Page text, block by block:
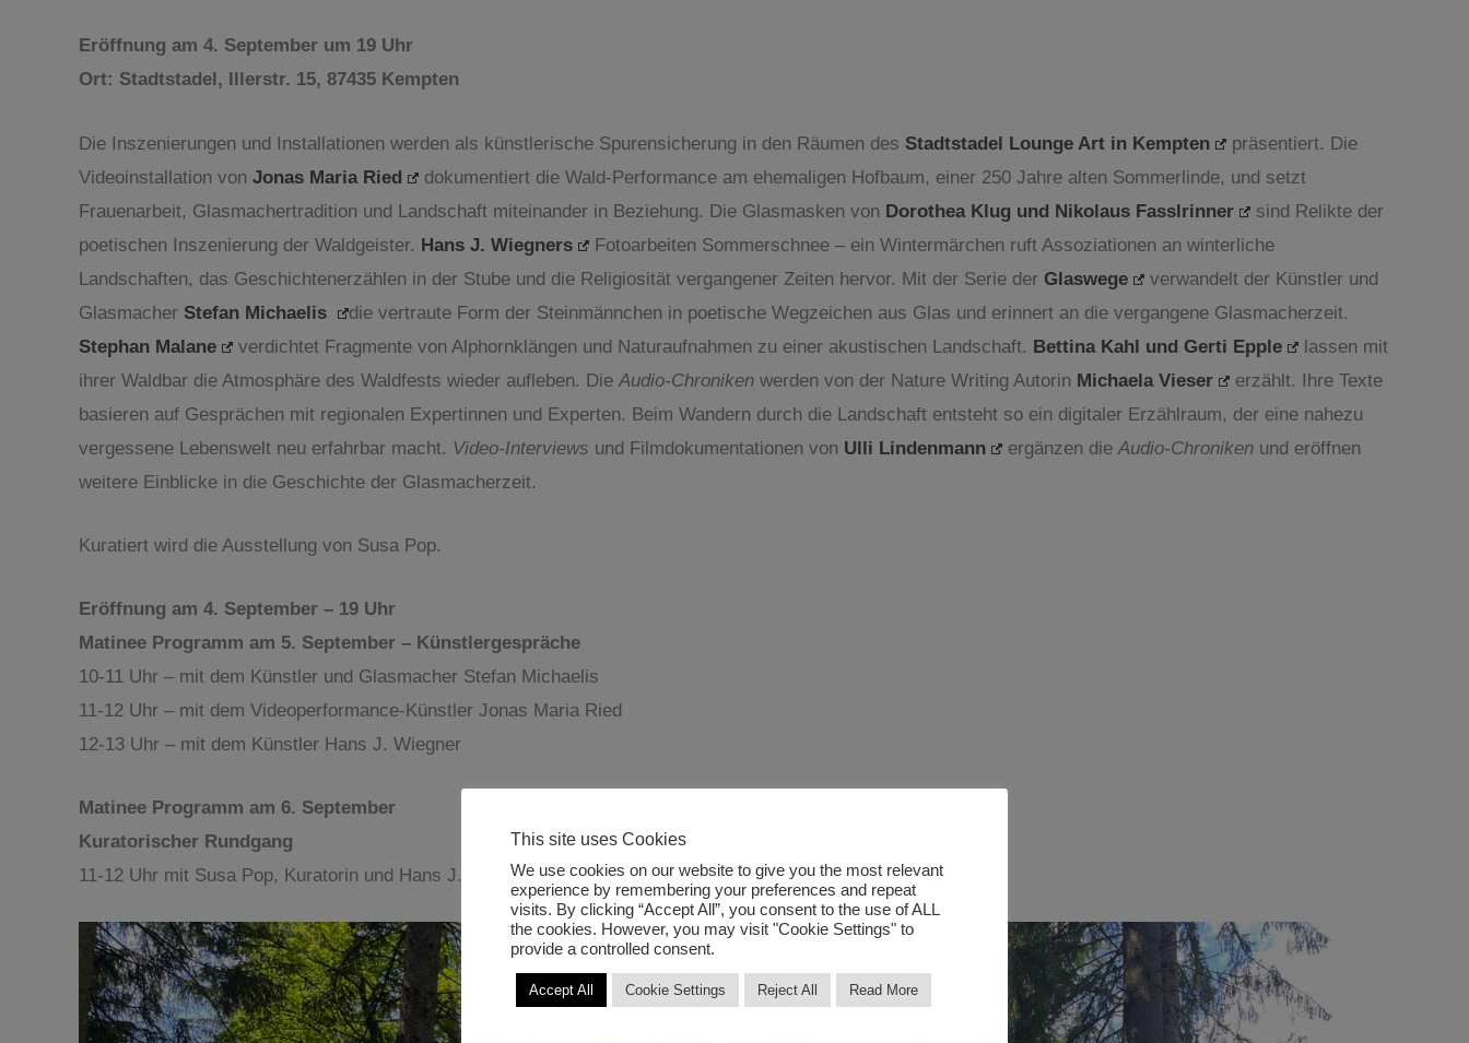
Eröffnung am 4. September um 19 Uhr
Ort: Stadtstadel, Illerstr. 15, 87435 Kempten
Die Inszenierungen und Installationen werden als künstlerische Spurensicherung in den Räumen des Stadtstadel Lounge Art in Kempten
präsentiert. Die
Videoinstallation von Jonas Maria Ried
dokumentiert die Wald-Performance am ehemaligen Hofbaum, einer 250 Jahre alten Sommerlinde, und setzt
Frauenarbeit, Glasmachertradition und Landschaft miteinander in Beziehung. Die Glasmasken von Dorothea Klug und Nikolaus Fasslrinner
sind Relikte der
poetischen Inszenierung der Waldgeister. Hans J. Wiegners
Fotoarbeiten Sommerschnee – ein Wintermärchen ruft Assoziationen an winterliche
Landschaften, das Geschichtenerzählen in der Stube und die Religiosität vergangener Zeiten hervor. Mit der Serie der Glaswege
verwandelt der Künstler und
Glasmacher Stefan Michaelis
die vertraute Form der Steinmännchen in poetische Wegzeichen aus Glas und erinnert an die vergangene Glasmacherzeit.
Stephan Malane
verdichtet Fragmente von Alphornklängen und Naturaufnahmen zu einer akustischen Landschaft. Bettina Kahl und Gerti Epple
lassen mit
ihrer Waldbar die Atmosphäre des Waldfests wieder aufleben. Die Audio-Chroniken werden von der Nature Writing Autorin Michaela Vieser
erzählt. Ihre Texte
basieren auf Gesprächen mit regionalen Expertinnen und Experten. Beim Wandern durch die Landschaft entsteht so ein digitaler Erzählraum, der eine nahezu
vergessene Lebenswelt neu erfahrbar macht. Video-Interviews und Filmdokumentationen von Ulli Lindenmann ergänzen dieAudio-Chroniken und eröffnen
weitere Einblicke in die Geschichte der Glasmacherzeit.
Kuratiert wird die Ausstellung von Susa Pop.
Eröffnung am 4. September – 19 Uhr
Matinee Programm am 5. September – Künstlergespräche
10-11 Uhr – mit dem Künstler und Glasmacher Stefan Michaelis
11-12 Uhr – mit dem Videoperformance-Künstler Jonas Maria Ried
12-13 Uhr – mit dem Künstler Hans J. Wiegner
Matinee Programm am 6. September
Kuratorischer Rundgang
11-12 Uhr mit Susa Pop, Kuratorin und Hans J. Wiegner, Künstler und Künstlerischer Leiter
This site uses Cookies
We use cookies on our website to give you the most relevant
experience by remembering your preferences and repeat
visits. By clicking “Accept All”, you consent to the use of ALL
the cookies. However, you may visit "Cookie Settings" to
provide a controlled consent.
Accept All Cookie Settings Reject All Read More